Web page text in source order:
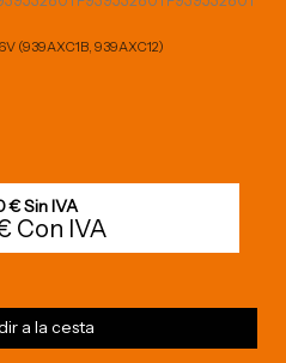
(939AXC1B, 939AXC12)
€ Sin IVA
Con IVA
a la cesta